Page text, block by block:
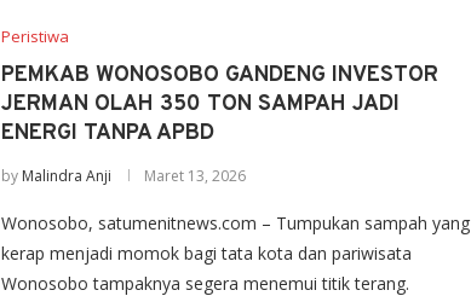
Peristiwa
PEMKAB WONOSOBO GANDENG INVESTOR
JERMAN OLAH 350 TON SAMPAH JADI
ENERGI TANPA APBD
by Malindra Anji Maret 13, 2026
Wonosobo, satumenitnews.com – Tumpukan sampah yang
kerap menjadi momok bagi tata kota dan pariwisata
Wonosobo tampaknya segera menemui titik terang.